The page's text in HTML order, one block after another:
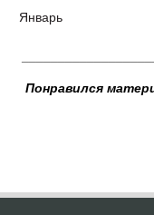
Январь
Понравился